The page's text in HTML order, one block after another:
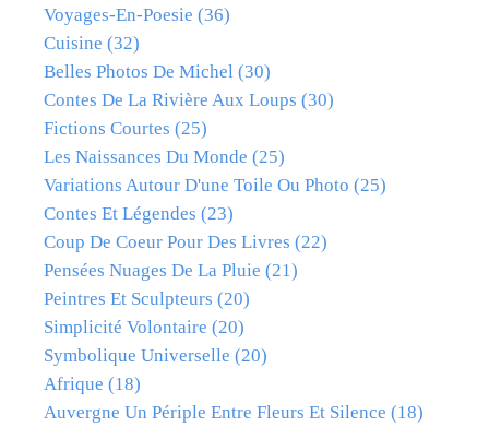
Voyages-En-Poesie (36)
Cuisine (32)
Belles Photos De Michel (30)
Contes De La Rivière Aux Loups (30)
Fictions Courtes (25)
Les Naissances Du Monde (25)
Variations Autour D'une Toile Ou Photo (25)
Contes Et Légendes (23)
Coup De Coeur Pour Des Livres (22)
Pensées Nuages De La Pluie (21)
Peintres Et Sculpteurs (20)
Simplicité Volontaire (20)
Symbolique Universelle (20)
Afrique (18)
Auvergne Un Périple Entre Fleurs Et Silence (18)